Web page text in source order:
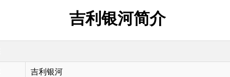
吉利银河简介
吉利银河